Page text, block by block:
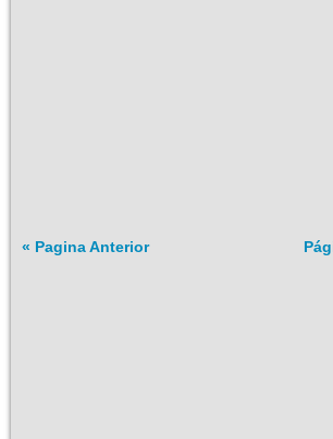
« Pagina Anterior